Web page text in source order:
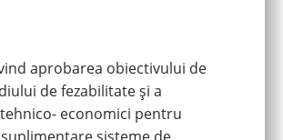
aprobarea obiectivului de
de fezabilitate și a
economici pentru